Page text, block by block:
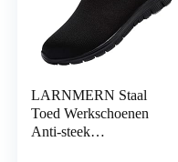
LARNMERN Staal
Toed Werkschoenen
Anti-steek